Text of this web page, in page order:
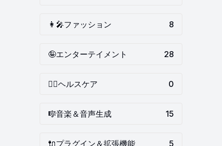
👩‍🎤ファッション 8
🤪エンターテイメント 28
👩‍⚕️ヘルスケア 0
🎼音楽＆音声生成 15
🔌プラグイン＆拡張機能 5